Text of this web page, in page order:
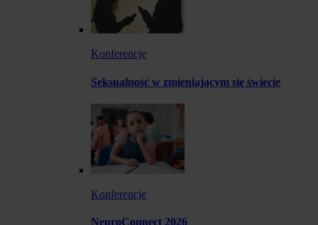
Konferencje
Seksualność w zmieniającym się świecie
Konferencje
NeuroConnect 2026